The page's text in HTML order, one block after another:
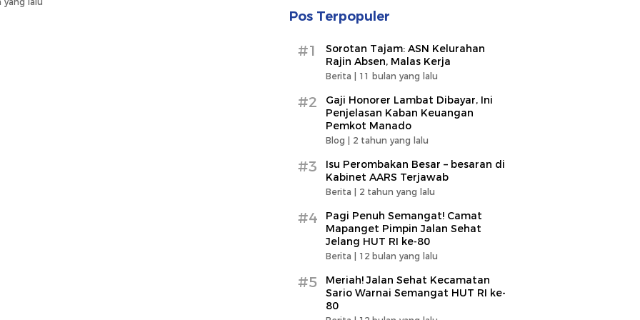
Pos Terpopuler
#1
Sorotan Tajam: ASN Kelurahan
Rajin Absen, Malas Kerja
Berita | 11 bulan yang lalu
#2
Gaji Honorer Lambat Dibayar, Ini
Penjelasan Kaban Keuangan
Pemkot Manado
Blog | 2 tahun yang lalu
#3
Isu Perombakan Besar – besaran di
Kabinet AARS Terjawab
Berita | 2 tahun yang lalu
#4
Pagi Penuh Semangat! Camat
Mapanget Pimpin Jalan Sehat
Jelang HUT RI ke-80
Berita | 12 bulan yang lalu
#5
Meriah! Jalan Sehat Kecamatan
Sario Warnai Semangat HUT RI ke-
80